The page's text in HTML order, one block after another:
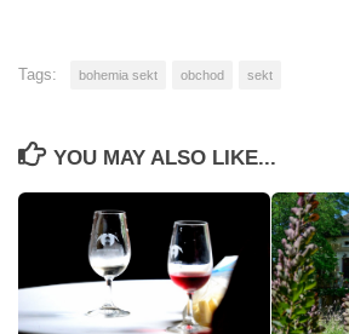
Tags: bohemia sekt obchod sekt
YOU MAY ALSO LIKE...